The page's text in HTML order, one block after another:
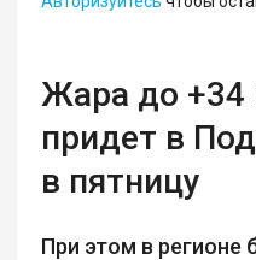
Жара до +34
придет в
в пятницу
При этом в регионе